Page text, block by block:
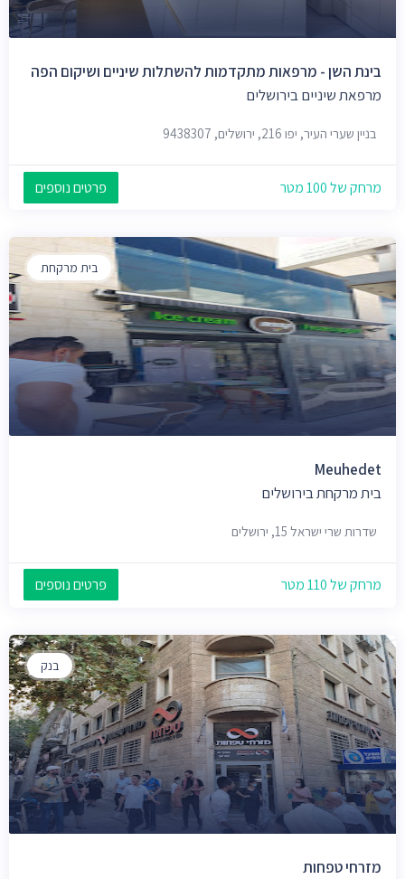
בינת השן - מרפאות מתקדמות להשתלות שיניים ושיקום הפה
מרפאת שיניים בירושלים
בניין שערי העיר, יפו 216, ירושלים, 9438307
מרחק של 100 מטר פרטים נוספים
בית מרקחת
Meuhedet
בית מרקחת בירושלים
שדרות שרי ישראל 15, ירושלים
מרחק של 110 מטר פרטים נוספים
בנק
מזרחי טפחות